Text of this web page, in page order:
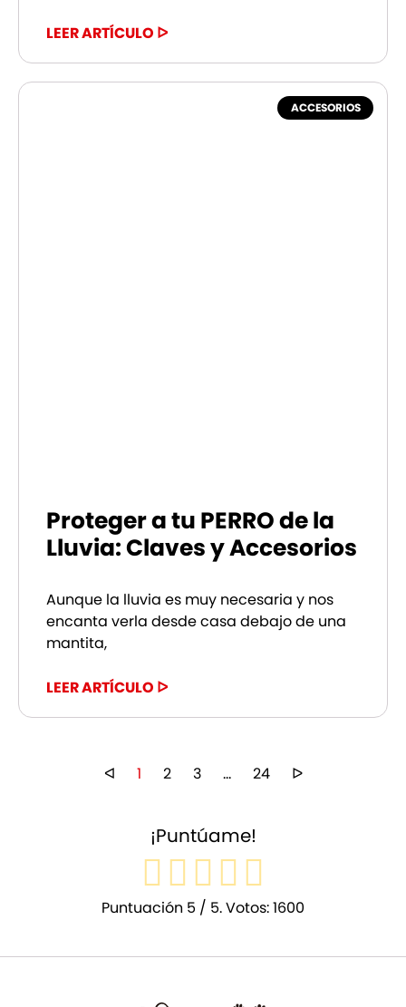
LEER ARTÍCULO ᐅ
ACCESORIOS
Proteger a tu PERRO de la
Lluvia: Claves y Accesorios
Aunque la lluvia es muy necesaria y nos
encanta verla desde casa debajo de una
mantita,
LEER ARTÍCULO ᐅ
ᐊ 1 2 3 … 24 ᐅ
¡Puntúame!
Puntuación 5 / 5. Votos:1600